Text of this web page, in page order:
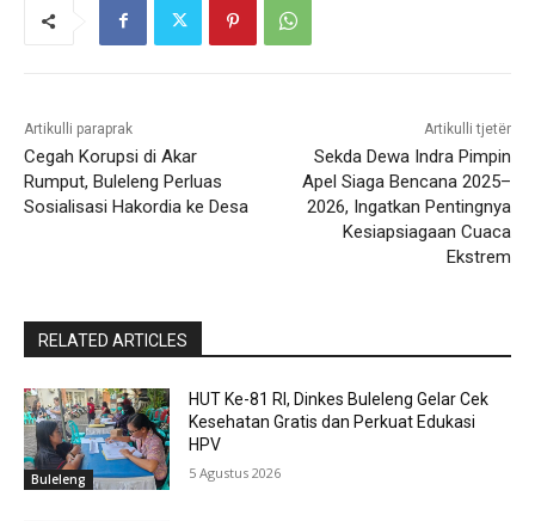
Artikulli paraprak
Cegah Korupsi di Akar
Rumput, Buleleng Perluas
Sosialisasi Hakordia ke Desa
Artikulli tjetër
Sekda Dewa Indra Pimpin
Apel Siaga Bencana 2025–
2026, Ingatkan Pentingnya
Kesiapsiagaan Cuaca
Ekstrem
RELATED ARTICLES
Buleleng
HUT Ke-81 RI, Dinkes Buleleng Gelar Cek
Kesehatan Gratis dan Perkuat Edukasi
HPV
5 Agustus 2026